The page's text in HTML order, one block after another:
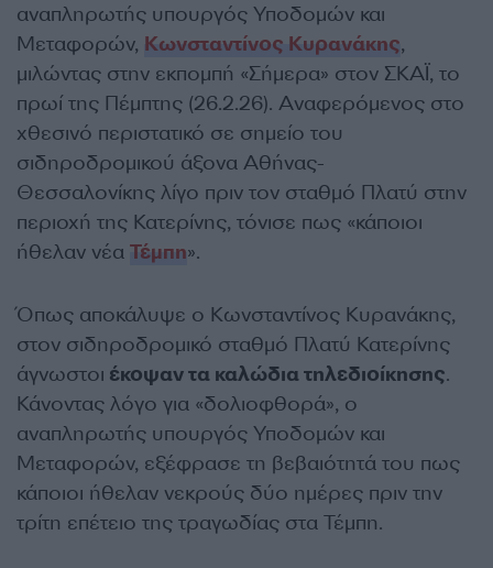
αναπληρωτής υπουργός Υποδομών και
Μεταφορών, Κωνσταντίνος Κυρανάκης,
μιλώντας στην εκπομπή «Σήμερα» στον ΣΚΑΪ, το
πρωί της Πέμπτης (26.2.26). Αναφερόμενος στο
χθεσινό περιστατικό σε σημείο του
σιδηροδρομικού άξονα Αθήνας-
Θεσσαλονίκης λίγο πριν τον σταθμό Πλατύ στην
περιοχή της Κατερίνης, τόνισε πως «κάποιοι
ήθελαν νέα Τέμπη».
Όπως αποκάλυψε ο Κωνσταντίνος Κυρανάκης,
στον σιδηροδρομικό σταθμό Πλατύ Κατερίνης
άγνωστοι έκοψαν τα καλώδια τηλεδιοίκησης.
Κάνοντας λόγο για «δολιοφθορά», ο
αναπληρωτής υπουργός Υποδομών και
Μεταφορών, εξέφρασε τη βεβαιότητά του πως
κάποιοι ήθελαν νεκρούς δύο ημέρες πριν την
τρίτη επέτειο της τραγωδίας στα Τέμπη.